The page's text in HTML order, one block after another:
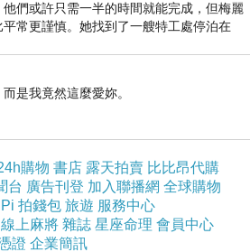
最大直徑1.6cm / 厚0.1 cm
們或許只需一半的時間就能完成，但梅麗
常更謹慎。她找到了一艘特工處停泊在
是我竟然這麼愛妳。
購物 書店 露天拍賣 比比昂代購
台 廣告刊登 加入聯播網 全球購物
Pi 拍錢包 旅遊 服務中心
線上麻將 雜誌 星座命理 會員中心
證 企業簡訊